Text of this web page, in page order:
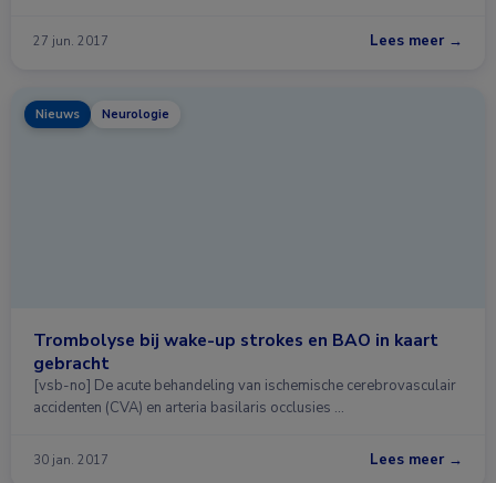
27 jun. 2017 Lees meer →
Nieuws Neurologie
Trombolyse bij wake-up strokes en BAO in kaart
gebracht
[vsb-no] De acute behandeling van ischemische cerebrovasculair
accidenten (CVA) en arteria basilaris occlusies …
30 jan. 2017 Lees meer →